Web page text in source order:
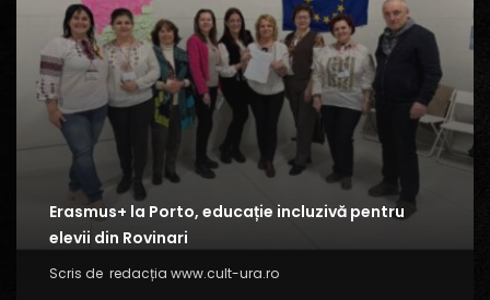
Erasmus+ la Porto, educație incluzivă pentru
elevii din Rovinari
Scris de redacția www.cult-ura.ro